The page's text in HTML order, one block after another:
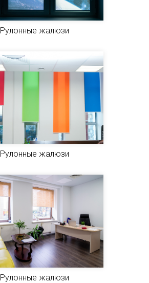
Рулонные жалюзи
Рулонные жалюзи
Рулонные жалюзи